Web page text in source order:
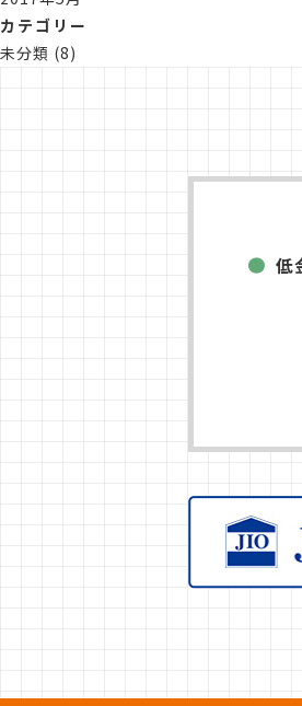
カテゴリー
未分類 (8)
低